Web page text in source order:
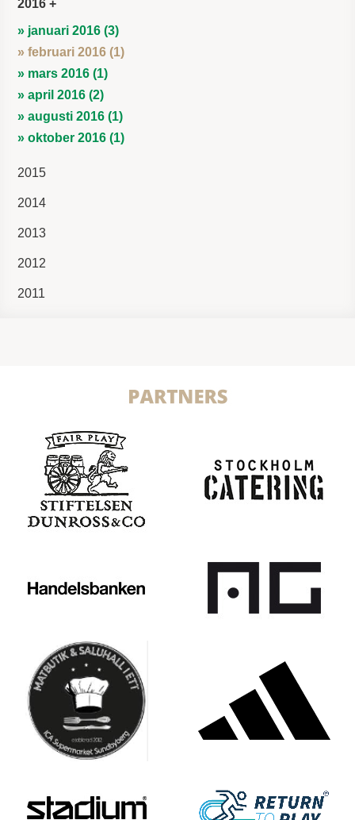
2016
» januari 2016 (3)
» februari 2016 (1)
» mars 2016 (1)
» april 2016 (2)
» augusti 2016 (1)
» oktober 2016 (1)
2015
2014
2013
2012
2011